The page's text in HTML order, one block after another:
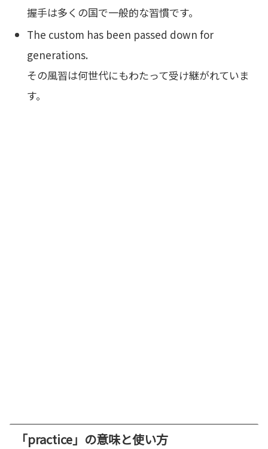
握手は多くの国で一般的な習慣です。
The custom has been passed down for
generations.
その風習は何世代にもわたって受け継がれていま
す。
「practice」の意味と使い方